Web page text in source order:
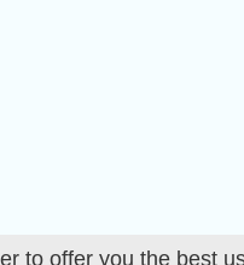
to offer you the best